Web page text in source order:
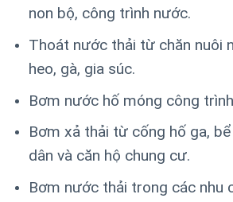
non bộ, công trình nước.
Thoát nước thải từ chăn nuôi
heo, gà, gia súc.
Bơm nước hố móng công
Bơm xả thải từ cống hố ga,
dân và căn hộ chung cư.
Bơm nước thải trong các nhu